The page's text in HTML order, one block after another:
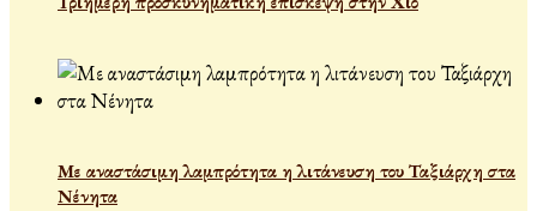
Με αναστάσιμη λαμπρότητα η λιτάνευση του Ταξιάρχη στα
Νένητα